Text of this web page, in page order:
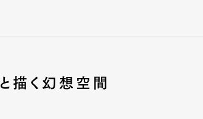
描く幻想空間